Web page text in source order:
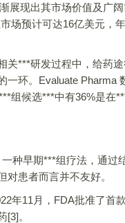
展现出其市场价值及广阔
场预计可达16亿美元，
***研发过程中，给药途
一环。Evaluate Pharma
组候选***中有36%是在
早期***组疗法，通过
对患者而言并不友好。
11月，FDA批准了首款
[3]。